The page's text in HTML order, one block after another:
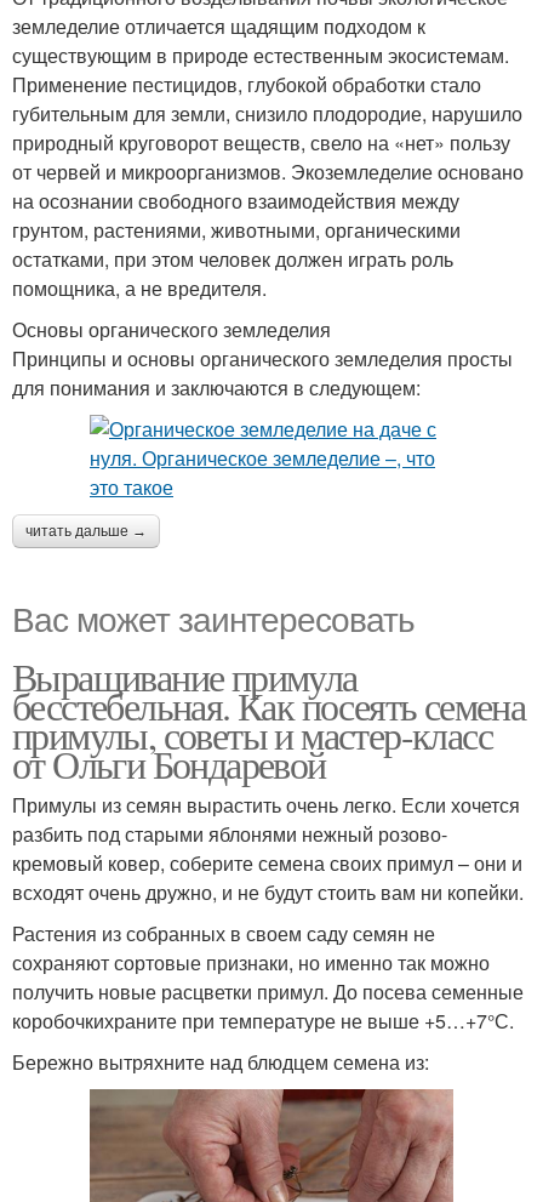
земледелие отличается щадящим подходом к
существующим в природе естественным экосистемам.
Применение пестицидов, глубокой обработки стало
губительным для земли, снизило плодородие, нарушило
природный круговорот веществ, свело на «нет» пользу
от червей и микроорганизмов. Экоземледелие основано
на осознании свободного взаимодействия между
грунтом, растениями, животными, органическими
остатками, при этом человек должен играть роль
помощника, а не вредителя.
Основы органического земледелия
Принципы и основы органического земледелия просты
для понимания и заключаются в следующем:
читать дальше →
Вас может заинтересовать
Выращивание примула
бесстебельная. Как посеять семена
примулы, советы и мастер-класс
от Ольги Бондаревой
Примулы из семян вырастить очень легко. Если хочется
разбить под старыми яблонями нежный розово-
кремовый ковер, соберите семена своих примул – они и
всходят очень дружно, и не будут стоить вам ни копейки.
Растения из собранных в своем саду семян не
сохраняют сортовые признаки, но именно так можно
получить новые расцветки примул. До посева семенные
коробочкихраните при температуре не выше +5…+7°С.
Бережно вытряхните над блюдцем семена из: